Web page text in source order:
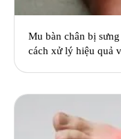
Mu bàn chân bị
cách xử lý hiệu quả